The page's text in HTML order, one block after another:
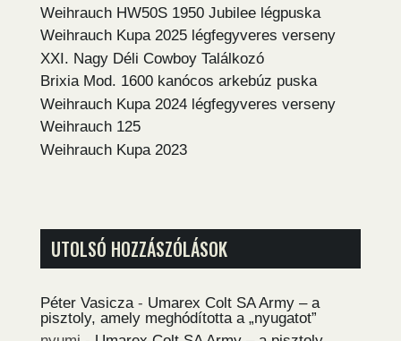
Weihrauch HW50S 1950 Jubilee légpuska
Weihrauch Kupa 2025 légfegyveres verseny
XXI. Nagy Déli Cowboy Találkozó
Brixia Mod. 1600 kanócos arkebúz puska
Weihrauch Kupa 2024 légfegyveres verseny
Weihrauch 125
Weihrauch Kupa 2023
UTOLSÓ HOZZÁSZÓLÁSOK
Péter Vasicza - Umarex Colt SA Army – a
pisztoly, amely meghódította a „nyugatot”